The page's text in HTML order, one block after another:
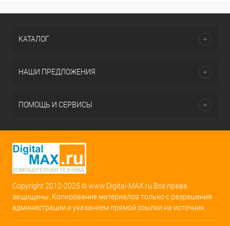
КАТАЛОГ
НАШИ ПРЕДЛОЖЕНИЯ
ПОМОЩЬ И СЕРВИСЫ
Copyright 2012-2025 © www.Digital-MAX.ru Все права
защищены. Копирование материалов только с разрешения
администрации и указанием прямой ссылки на источник.